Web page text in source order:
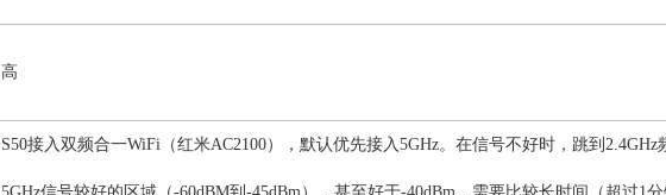
高
S50接入双频合一WiFi（红米AC2100），默认优先接入5GHz。在信号不好时，跳到2.4GHz